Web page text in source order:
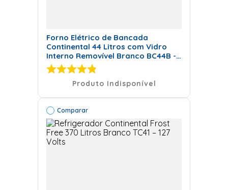
Forno Elétrico de Bancada
Continental 44 Litros com Vidro
Interno Removível Branco BC44B -
127 Volts
Produto Indisponível
Comparar